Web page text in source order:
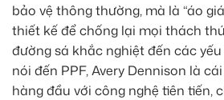
bảo vệ thông thường, mà là “áo
thiết kế để chống lại mọi thách
đường sá khắc nghiệt đến các
nói đến PPF, Avery Dennison là
hàng đầu với công nghệ tiên tiến,